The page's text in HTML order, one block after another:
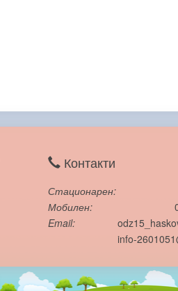
Контакти
Стационарен
Мобилен
Email
info-